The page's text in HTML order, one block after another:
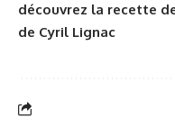
découvrez la recette
de Cyril Lignac